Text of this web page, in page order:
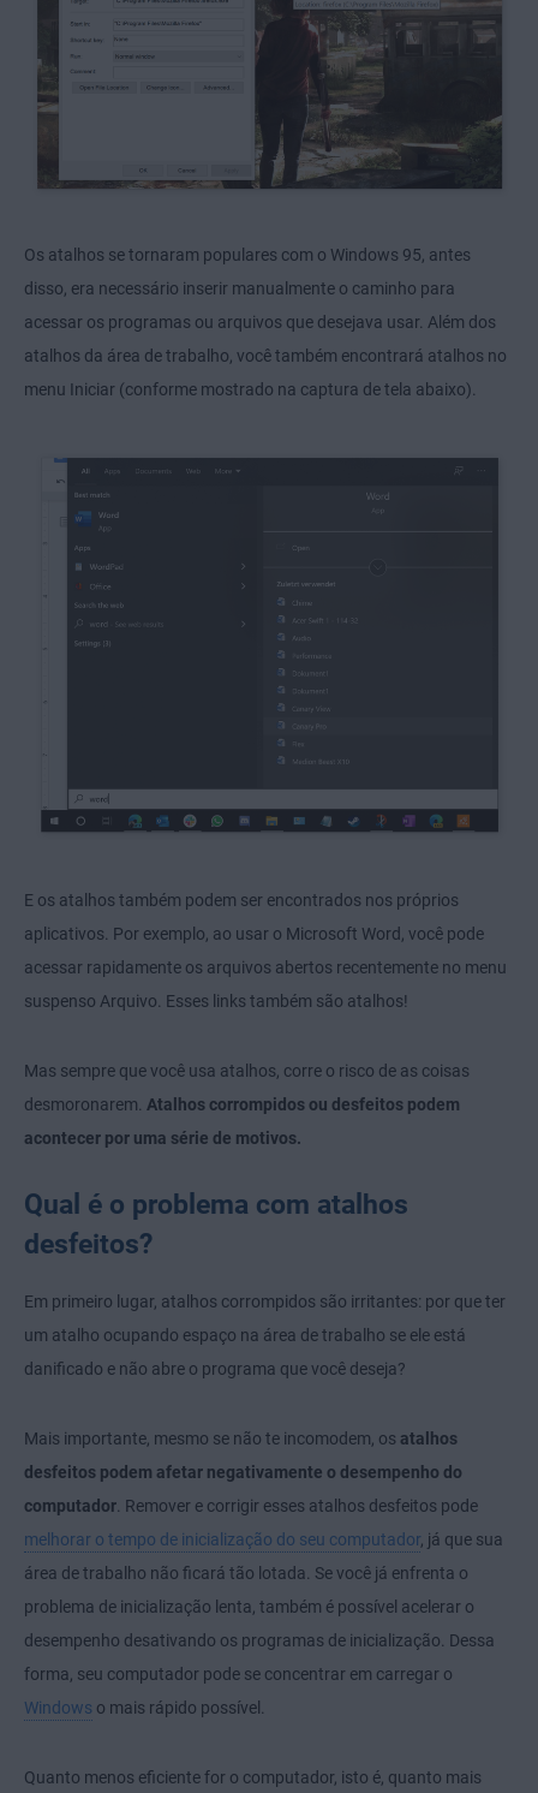
Os atalhos se tornaram populares com o Windows 95, antes
disso, era necessário inserir manualmente o caminho para
acessar os programas ou arquivos que desejava usar. Além dos
atalhos da área de trabalho, você também encontrará atalhos no
menu Iniciar (conforme mostrado na captura de tela abaixo).
E os atalhos também podem ser encontrados nos próprios
aplicativos. Por exemplo, ao usar o Microsoft Word, você pode
acessar rapidamente os arquivos abertos recentemente no menu
suspenso Arquivo. Esses links também são atalhos!
Mas sempre que você usa atalhos, corre o risco de as coisas
desmoronarem. Atalhos corrompidos ou desfeitos podem
acontecer por uma série de motivos.
Qual é o problema com atalhos
desfeitos?
Em primeiro lugar, atalhos corrompidos são irritantes: por que ter
um atalho ocupando espaço na área de trabalho se ele está
danificado e não abre o programa que você deseja?
Mais importante, mesmo se não te incomodem, os atalhos
desfeitos podem afetar negativamente o desempenho do
computador . Remover e corrigir esses atalhos desfeitos pode
melhorar o tempo de inicialização do seu computador , já que sua
área de trabalho não ficará tão lotada. Se você já enfrenta o
problema de inicialização lenta, também é possível acelerar o
desempenho desativando os programas de inicialização. Dessa
forma, seu computador pode se concentrar em carregar o
Windows o mais rápido possível.
Quanto menos eficiente for o computador, isto é, quanto mais